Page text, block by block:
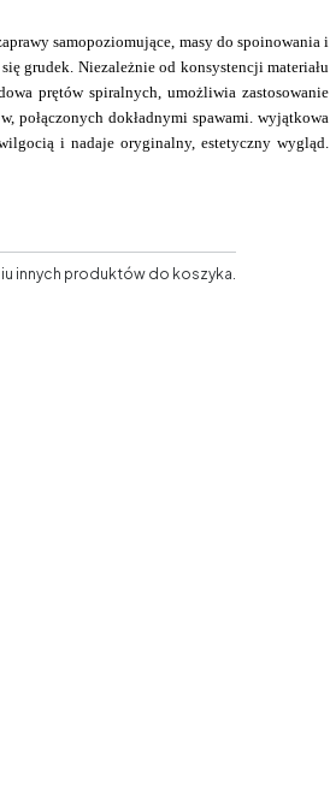
samopoziomujące, masy do spoinowania i
grudek. Niezależnie od konsystencji materiału
prętów spiralnych, umożliwia zastosowanie
połączonych dokładnymi spawami. wyjątkowa
i nadaje oryginalny, estetyczny wygląd.
innych produktów do koszyka.